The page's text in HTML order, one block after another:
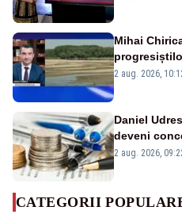
Mihai
protejăm și
2 aug. 2026,
Daniel
deveni
viitoare?
2 aug. 2026,
CATEGORII